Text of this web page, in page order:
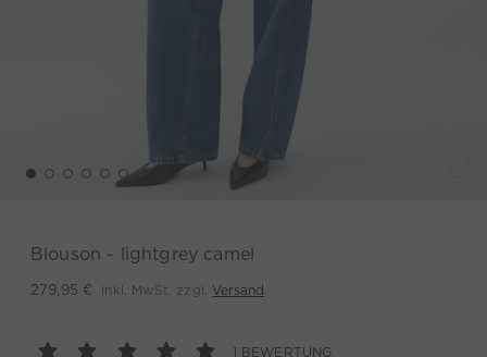
Blouson - lightgrey camel
279,95 € inkl. MwSt. zzgl. Versand
1 BEWERTUNG